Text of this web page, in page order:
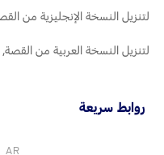
لتنزيل النسخة الإنجليزية من
لتنزيل النسخة العربية من القصة,
AR
روابط سريعة